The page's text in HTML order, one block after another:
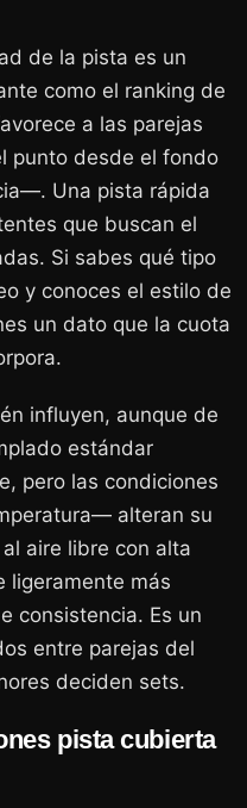
de la pista es un
como el ranking de
a las parejas
punto desde el fondo
Una pista rápida
que buscan el
Si sabes qué tipo
y conoces el estilo de
un dato que la cuota
influyen, aunque de
estándar
pero las condiciones
alteran su
aire libre con alta
ligeramente más
consistencia. Es un
entre parejas del
deciden sets.
pista cubierta